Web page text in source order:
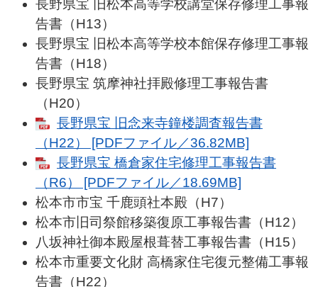
長野県宝 旧松本高等学校講堂保存修理工事報
告書（H13）
長野県宝 旧松本高等学校本館保存修理工事報
告書（H18）
長野県宝 筑摩神社拝殿修理工事報告書
（H20）
長野県宝 旧念来寺鐘楼調査報告書
（H22） [PDFファイル／36.82MB]
長野県宝 橋倉家住宅修理工事報告書
（R6） [PDFファイル／18.69MB]
松本市市宝 千鹿頭社本殿（H7）
松本市旧司祭館移築復原工事報告書（H12）
八坂神社御本殿屋根葺替工事報告書（H15）
松本市重要文化財 高橋家住宅復元整備工事報
告書（H22）